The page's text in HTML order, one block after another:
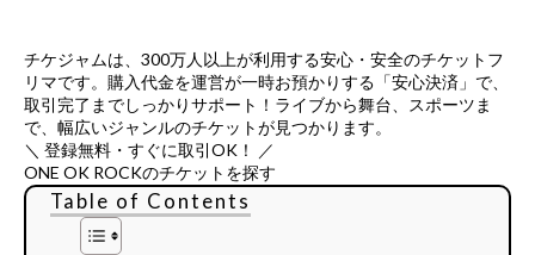
チケジャムは、 300万人以上が利用する安心・安全のチケットフ
リマです。購入代金を運営が一時お預かりする「安心決済」で、
取引完了までしっかりサポート！ライブから舞台、スポーツま
で、幅広いジャンルのチケットが見つかります。
＼ 登録無料・すぐに取引OK！ ／
ONE OK ROCKのチケットを探す
Table of Contents